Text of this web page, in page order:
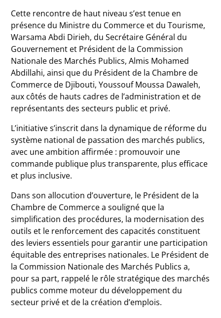
Cette rencontre de haut niveau s’est tenue en
présence du Ministre du Commerce et du Tourisme,
Warsama Abdi Dirieh, du Secrétaire Général du
Gouvernement et Président de la Commission
Nationale des Marchés Publics,Almis Mohamed
Abdillahi, ainsi que du Président de la Chambre de
Commerce de Djibouti,Youssouf Moussa Dawaleh,
aux côtés de hauts cadres de l’administration et de
représentants des secteurs public et privé.
L’initiative s’inscrit dans la dynamique de réforme du
système national de passation des marchés publics,
avec une ambition affirmée : promouvoir une
commande publique plus transparente, plus efficace
et plus inclusive.
Dans son allocution d’ouverture, le Président de la
Chambre de Commerce a souligné que la
simplification des procédures, la modernisation des
outils et le renforcement des capacités constituent
des leviers essentiels pour garantir une participation
équitable des entreprises nationales. Le Président de
la Commission Nationale des Marchés Publics a,
pour sa part, rappelé le rôle stratégique des marchés
publics comme moteur du développement du
secteur privé et de la création d’emplois.